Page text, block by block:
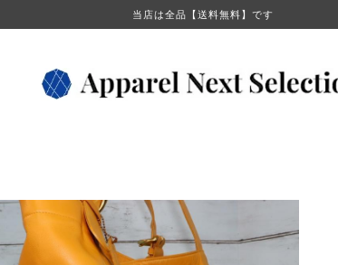
当店は全品【送料無料】です